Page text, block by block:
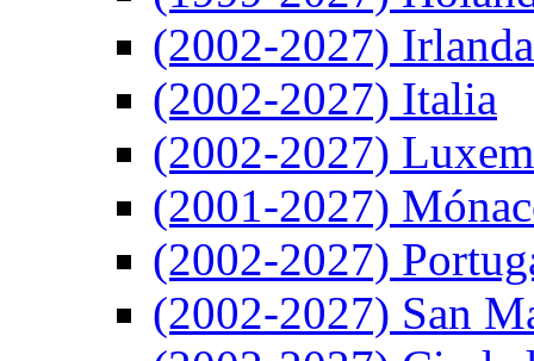
(2002-2027) Irlanda
(2002-2027) Italia
(2002-2027)
(2001-2027)
(2002-2027)
(2002-2027) San